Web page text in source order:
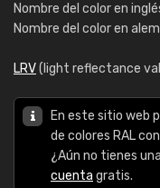
Nombre del color en
Nombre del color en
LRV(light reflectance
En este sitio web
de colores RAL
¿Aún no tienes
cuenta gratis.